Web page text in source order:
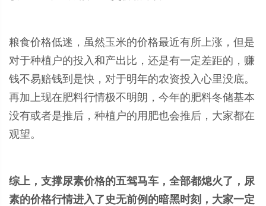
粮食价格低迷，虽然玉米的价格最近有所上涨，但是
对于种植户的投入和产出比，还是有一定差距的，赚
钱不易赔钱到是快，对于明年的农资投入心里没底。
再加上现在肥料行情极不明朗，今年的肥料冬储基本
没有或者是推后，种植户的用肥也会推后，大家都在
观望。
综上，支撑尿素价格的五驾马车，全部都熄火了，尿
素的价格行情进入了史无前例的暗黑时刻，大家一定